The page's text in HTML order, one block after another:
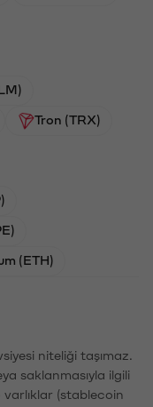
Tron (TRX)
(ETH)
niteliği taşımaz.
saklanmasıyla ilgili
(stablecoin